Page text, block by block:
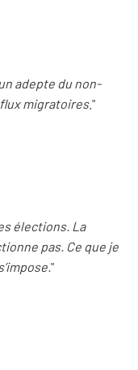
adepte du non-
migratoires."
élections. La
pas. Ce que je
"